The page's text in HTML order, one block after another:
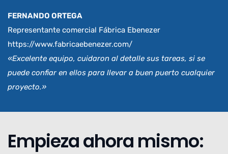
FERNANDO ORTEGA
Representante comercial Fábrica Ebenezer
https://www.fabricaebenezer.com/
«Excelente equipo, cuidaron al detalle sus tareas, si se
puede confiar en ellos para llevar a buen puerto cualquier
proyecto.»
Empieza ahora mismo: